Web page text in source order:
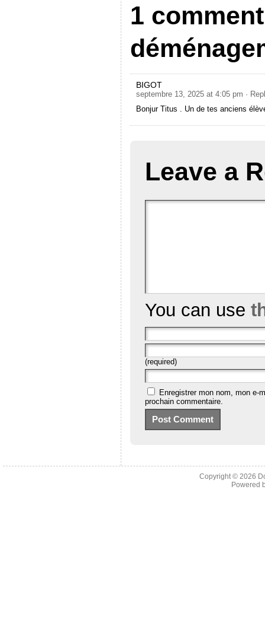
1
BIGOT
septembre 13, 2025 at 4:05 pm ·
Bonjur Titus . Un de tes anciens
Leave a
You can use
(required)
Enregistrer mon nom, mon e-
prochain commentaire.
Copyright © 2026
Powered